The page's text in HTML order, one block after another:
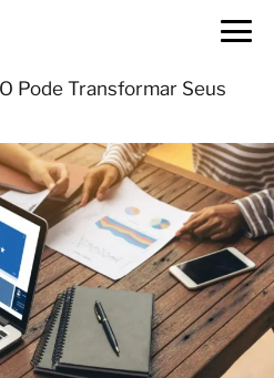
Pode Transformar Seus